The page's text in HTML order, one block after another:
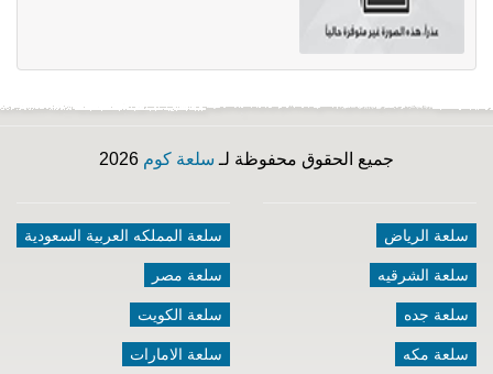
جميع الحقوق محفوظة لـ سلعة كوم
سلعة الرياض
سلعة الشرقيه
سلعة جده
سلعة مكه
سلعة المملكه العربية السعودية
سلعة مصر
سلعة الكويت
سلعة الامارات